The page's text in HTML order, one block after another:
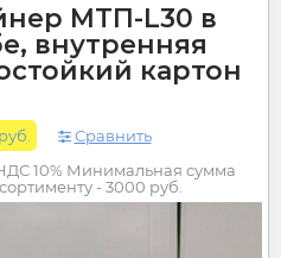
МТП-L30 в
внутренняя
картон
Сравнить
10% Минимальная сумма
- 3000 руб.